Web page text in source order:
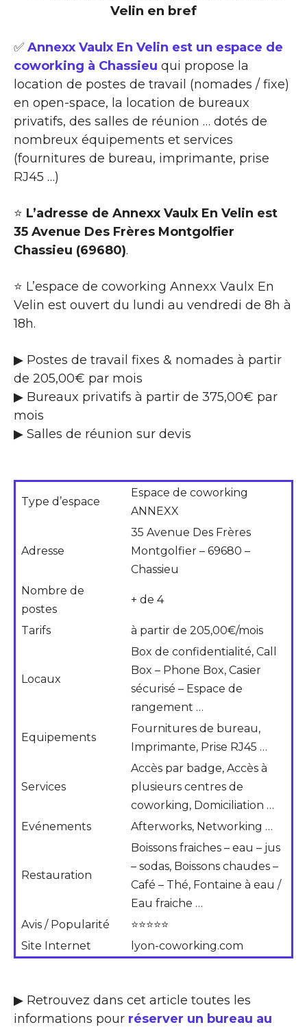
Velin en bref
✅ Annexx Vaulx En Velin est un espace de
coworking à Chassieu qui propose la
location de postes de travail (nomades / fixe)
en open-space, la location de bureaux
privatifs, des salles de réunion … dotés de
nombreux équipements et services
(fournitures de bureau, imprimante, prise
RJ45 …)
⭐ L’adresse de Annexx Vaulx En Velin est
35 Avenue Des Frères Montgolfier
Chassieu (69680).
⭐ L’espace de coworking Annexx Vaulx En
Velin est ouvert du lundi au vendredi de 8h à
18h.
▶ Postes de travail fixes & nomades à partir
de 205,00€ par mois
▶ Bureaux privatifs à partir de 375,00€ par
mois
▶ Salles de réunion sur devis
Type d’espace
Espace de coworking
ANNEXX
Adresse
35 Avenue Des Frères
Montgolfier – 69680 –
Chassieu
Nombre de
postes
+ de 4
Tarifs à partir de 205,00€/mois
Locaux
Box de confidentialité, Call
Box – Phone Box, Casier
sécurisé – Espace de
rangement …
Equipements
Fournitures de bureau,
Imprimante, Prise RJ45 …
Services
Accès par badge, Accès à
plusieurs centres de
coworking, Domiciliation …
Evénements
Afterworks, Networking …
Restauration
Boissons fraiches – eau – jus
– sodas, Boissons chaudes –
Café – Thé, Fontaine à eau /
Eau fraiche …
Avis / Popularité
⭐⭐⭐⭐⭐
Site Internet
lyon-coworking.com
▶ Retrouvez dans cet article toutes les
informations pour réserver un bureau au